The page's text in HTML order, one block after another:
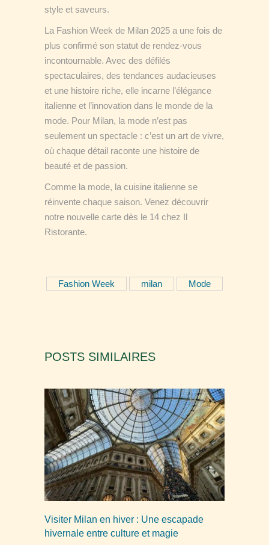
style et saveurs.
La Fashion Week de Milan 2025 a une fois de
plus confirmé son statut de rendez-vous
incontournable. Avec des défilés
spectaculaires, des tendances audacieuses
et une histoire riche, elle incarne l’élégance
italienne et l’innovation dans le monde de la
mode. Pour Milan, la mode n’est pas
seulement un spectacle : c’est un art de vivre,
où chaque détail raconte une histoire de
beauté et de passion.
Comme la mode, la cuisine italienne se
réinvente chaque saison. Venez découvrir
notre nouvelle carte dès le 14 chez Il
Ristorante.
Fashion Week milan Mode
POSTS SIMILAIRES
Visiter Milan en hiver : Une escapade
hivernale entre culture et magie